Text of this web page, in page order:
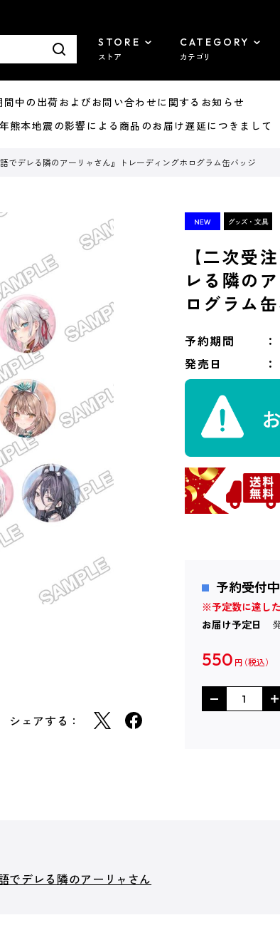
STORE
ストア
CATEGORY
カテゴリ
の出荷およびお問い合わせに関するお知らせ
本地震の影響による商品のお届け遅延につきまして
でデレる隣のアーリャさん』トレーディングホログラム缶バッジ
シェアする：
【二次受
レる隣の
ログラム
予約期間
発売日
予約受付中
※予定数に達し
お届け予定日
550 円
でデレる隣のアーリャさん